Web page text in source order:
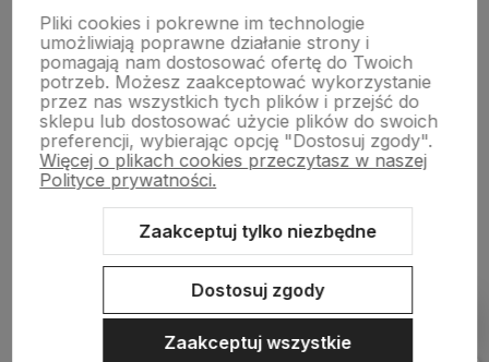
O nas
Sklep internetowy Shoper.pl Szablon Shoper Modern 3.0™
Pliki cookies i pokrewne im technologie
umożliwiają poprawne działanie strony i
pomagają nam dostosować ofertę do Twoich
potrzeb. Możesz zaakceptować wykorzystanie
przez nas wszystkich tych plików i przejść do
sklepu lub dostosować użycie plików do swoich
preferencji, wybierając opcję "Dostosuj zgody".
Więcej o plikach cookies przeczytasz w naszej
Polityce prywatności.
Zaakceptuj tylko niezbędne
Dostosuj zgody
Zaakceptuj wszystkie